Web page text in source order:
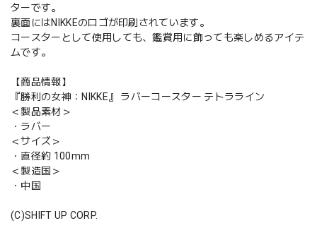
ターです。
裏面にはNIKKEのロゴが印刷されています。
コースターとして使用しても、鑑賞用に飾っても楽しめるアイテ
ムです。
【商品情報】
『勝利の女神：NIKKE』 ラバーコースター テトラライン
＜製品素材＞
・ラバー
＜サイズ＞
・直径約 100mm
＜製造国＞
・中国
(C)SHIFT UP CORP.